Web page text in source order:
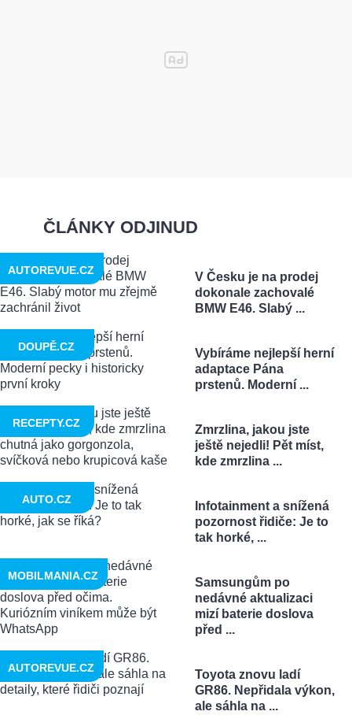
ČLÁNKY ODJINUD
V Česku je na prodej
dokonale zachovalé
BMW E46. Slabý ...
AUTOREVUE.CZ
Vybíráme nejlepší herní
adaptace Pána
prstenů. Moderní ...
DOUPĚ.CZ
Zmrzlina, jakou jste
ještě nejedli! Pět míst,
kde zmrzlina ...
RECEPTY.CZ
Infotainment a snížená
pozornost řidiče: Je to
tak horké, ...
AUTO.CZ
Samsungům po
nedávné aktualizaci
mizí baterie doslova
před ...
MOBILMANIA.CZ
Toyota znovu ladí
GR86. Nepřidala výkon,
ale sáhla na ...
AUTOREVUE.CZ